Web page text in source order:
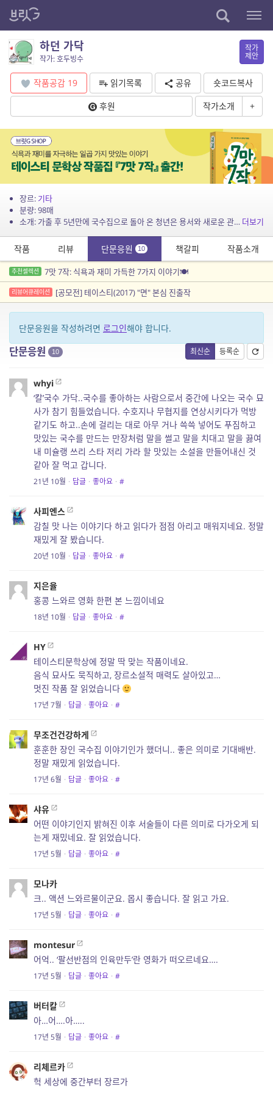
하던 가닥
작가: 호두빙수
작가
제안
작품공감 19 읽기목록 공유
숏코드복사
후원
작가소개 +
장르: 기타
분량: 98매
소개: 가출 후 5년만에 국수집으로 돌아 온 청년은 용서와 새로운 관계를 말합니다. 하지만 사람 잡는 게 부업인 국수집 주인은……. 더보기
작품 리뷰 단문응원 10 책갈피 작품소개
추천셀렉션 7맛 7작: 식욕과 재미 가득한 7가지 이야기🍽️
리뷰어큐레이션 [공모전] 테이스티(2017) "면" 본심 진출작
단문응원을 작성하려면 로그인해야 합니다.
최신순 등록순
단문응원 10
whyi
‘칼’국수 가닥..국수를 좋아하는 사람으로서 중간에 나오는 국수 묘
사가 참기 힘들었습니다. 수호지나 무협지를 연상시키다가 먹방
같기도 하고..손에 걸리는 대로 아무 거나 쓱쓱 넣어도 푸짐하고
맛있는 국수를 만드는 만장처럼 말을 썰고 말을 치대고 말을 끓여
내 미슐랭 쓰리 스타 저리 가라 할 맛있는 소설을 만들어내신 것
같아 잘 먹고 갑니다.
21년 10월 · 답글 · 좋아요 · #
사피엔스
감칠 맛 나는 이야기다 하고 읽다가 점점 아리고 매워지네요. 정말
재밌게 잘 봤습니다.
20년 10월 · 답글 · 좋아요 · #
지은율
홍콩 느와르 영화 한편 본 느낌이네요
18년 10월 · 답글 · 좋아요 · #
HY
테이스티문학상에 정말 딱 맞는 작품이네요.
음식 묘사도 묵직하고, 장르소설적 매력도 살아있고…
멋진 작품 잘 읽었습니다
17년 7월 · 답글 · 좋아요 · #
무조건건강하게
훈훈한 장인 국수집 이야기인가 했더니.. 좋은 의미로 기대배반.
정말 재밌게 읽었습니다.
17년 6월 · 답글 · 좋아요 · #
샤유
어떤 이야기인지 밝혀진 이후 서술들이 다른 의미로 다가오게 되
는게 재밌네요. 잘 읽었습니다.
17년 5월 · 답글 · 좋아요 · #
모나카
크.. 액션 느와르물이군요. 몹시 좋습니다. 잘 읽고 가요.
17년 5월 · 답글 · 좋아요 · #
montesur
어억.. ‘팔선반점의 인육만두’란 영화가 떠오르네요….
17년 5월 · 답글 · 좋아요 · #
버터칼
아…어….아…..
17년 5월 · 답글 · 좋아요 · #
리체르카
헉 세상에 중간부터 장르가